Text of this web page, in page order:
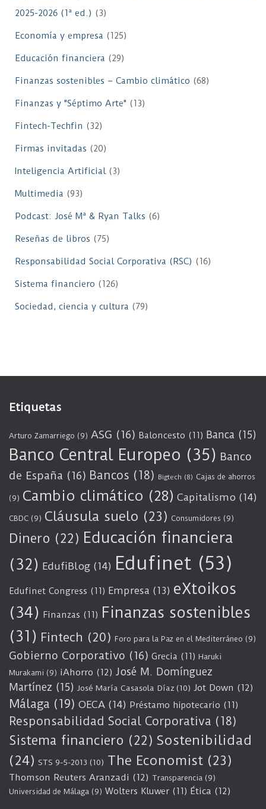
2025-2026 (1ª ed.) (3)
Economía y empresa (125)
Educación financiera (29)
Finanzas sostenibles – Cambio climático (68)
Finanzas y "Séptimo Arte" (13)
Fintech-Techfin (32)
Firmas invitadas (20)
Inteligencia Artificial(3)
Multimedia (93)
Podcast: José Mª & Ryan Talks (6)
Reseñas de libros (75)
Responsabilidad Social Corporativa (RSC) (16)
Sistema financiero (126)
Sociedad, ciencia y cultura (79)
Etiquetas
Arturo Zamarriego (9) ASG (16) Baloncesto (11) Banca (15)
Banco Central Europeo (35) Banco
de España (16) Bancos (18) Bigtech (8) Cajas de ahorros
(9) Cambio climático (28) Capitalismo (14)
CBDC (9) Cláusula suelo (23) Consumidores (9)
Dinero (22) Educación financiera
(32) EdufiBlog (14) Edufinet (53)
Edufinet Congress (11) Empresa (13) eXtoikos
(34) Finanzas (11) Finanzas sostenibles
(31) Fintech (20) Foro para la Paz en el Mediterráneo (9)
Gobierno Corporativo (16) Grecia (11) Haruki
Murakami (9) iAhorro (12) José M. Domínguez
Martínez (15) José María Casasola Díaz(10) Jot Down (12)
Málaga (19) OECA (14) Préstamo hipotecario (11)
Responsabilidad Social Corporativa (18)
Sistema financiero (22) Sostenibilidad
(24) STS 9-5-2013 (10) The Economist (23)
Thomson Reuters Aranzadi (12) Transparencia (9)
Universidad de Málaga (9) Wolters Kluwer (11) Ética (12)